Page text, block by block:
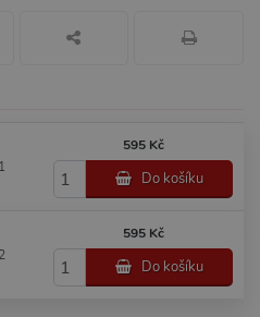
595 Kč
Do košíku
595 Kč
Do košíku